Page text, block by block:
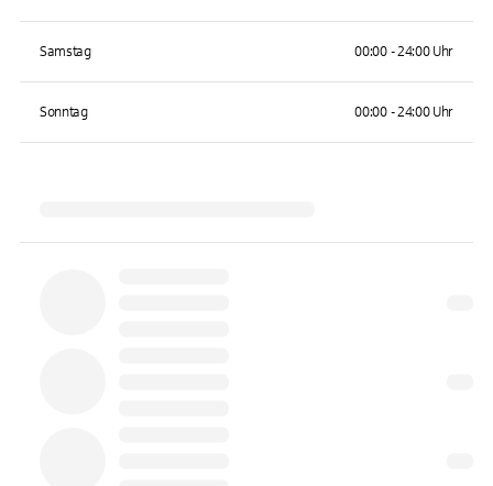
Samstag 00:00 - 24:00 Uhr
Sonntag 00:00 - 24:00 Uhr